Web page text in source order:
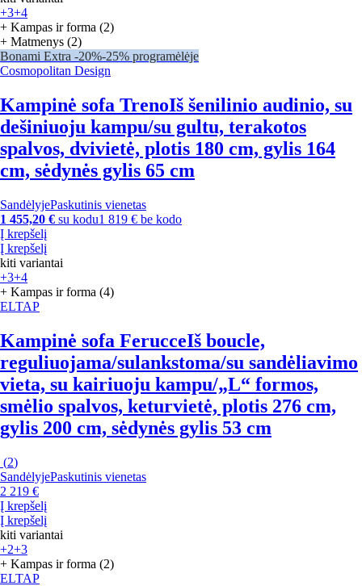
+3+4
+ Kampas ir forma (2)
+ Matmenys (2)
Bonami Extra -20%-25% programėlėje
Cosmopolitan Design
Kampinė sofa TrenoIš šenilinio audinio, su
dešiniuoju kampu/su gultu, terakotos
spalvos, dvivietė, plotis 180 cm, gylis 164
cm, sėdynės gylis 65 cm
SandėlyjePaskutinis vienetas
1 455,20 € su kodu1 819 € be kodo
Į krepšelį
Į krepšelį
kiti variantai
+3+4
+ Kampas ir forma (4)
ELTAP
Kampinė sofa FerucceIš boucle,
reguliuojama/sulankstoma/su sandėliavimo
vieta, su kairiuoju kampu/„L“ formos,
smėlio spalvos, keturvietė, plotis 276 cm,
gylis 200 cm, sėdynės gylis 53 cm
(2)
SandėlyjePaskutinis vienetas
2 219 €
Į krepšelį
Į krepšelį
kiti variantai
+2+3
+ Kampas ir forma (2)
ELTAP